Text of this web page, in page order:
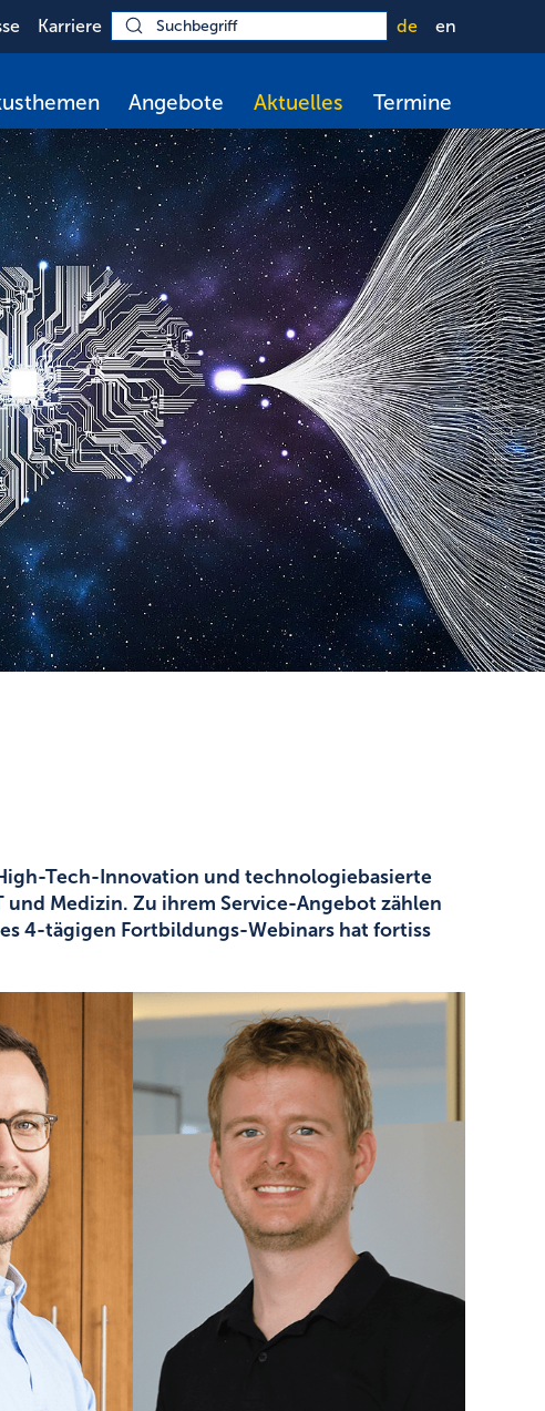
Karriere de en
Angebote Aktuelles Termine
Tech-Innovation und technologiebasierte
Medizin. Zu ihrem Service-Angebot zählen
4-tägigen Fortbildungs-Webinars hat fortiss